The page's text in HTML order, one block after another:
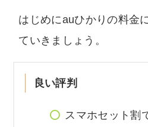
はじめにauひかりの料金
ていきましょう。
良い評判
スマホセット割